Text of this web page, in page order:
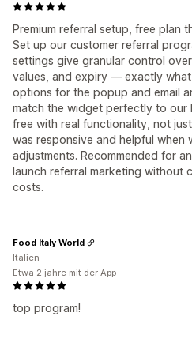
Premium referral setup, free plan
Set up our customer referral
settings give granular control
values, and expiry — exactly
options for the popup and email
match the widget perfectly to our
free with real functionality, not
was responsive and helpful when
adjustments. Recommended for
launch referral marketing without
costs.
top program!
Food Italy World
Italien
Etwa 2 jahre mit der App